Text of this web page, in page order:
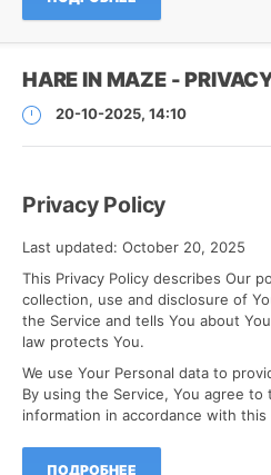
HARE IN MAZE -
20-10-2025, 14:10
Roman
hare
in
maze
Privacy Policy
Last updated: October 20, 2025
This Privacy Policy describes Our
collection, use and disclosure of
the Service and tells You about
law protects You.
We use Your Personal data to
By using the Service, You agree
information in accordance with this
ПОДРОБНЕЕ